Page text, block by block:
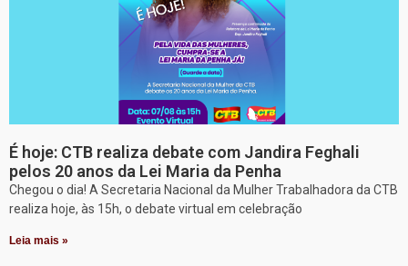
É hoje: CTB realiza debate com Jandira Feghali
pelos 20 anos da Lei Maria da Penha
Chegou o dia! A Secretaria Nacional da Mulher Trabalhadora da CTB
realiza hoje, às 15h, o debate virtual em celebração
Leia mais »